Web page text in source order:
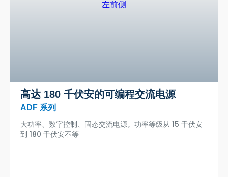
高达 180 千伏安的可编程交流电源
ADF 系列
大功率、数字控制、固态交流电源。功率等级从 15 千伏安
到 180 千伏安不等